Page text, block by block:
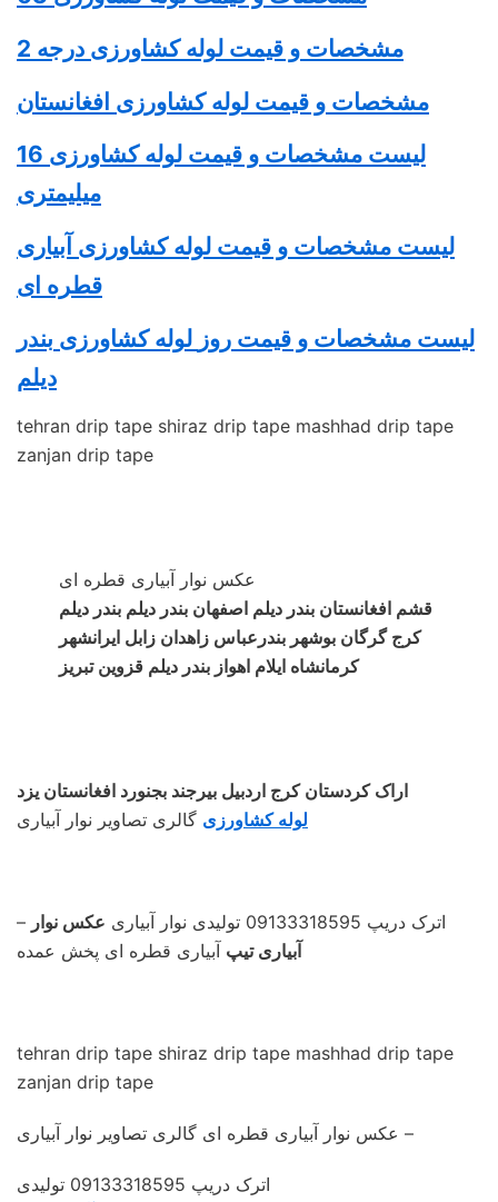
مشخصات و قیمت لوله کشاورزی درجه 2
مشخصات و قیمت لوله کشاورزی افغانستان
لیست مشخصات و قیمت لوله کشاورزی 16
میلیمتری
لیست مشخصات و قیمت لوله کشاورزی آبیاری
قطره ای
لیست مشخصات و قیمت روز لوله کشاورزی بندر
دیلم
tehran drip tape shiraz drip tape mashhad drip tape
zanjan drip tape
عکس نوار آبیاری قطره ای
قشم افغانستان بندر دیلم اصفهان بندر دیلم بندر دیلم
کرج گرگان بوشهر بندرعباس زاهدان زابل ایرانشهر
کرمانشاه ایلام اهواز بندر دیلم قزوین تبریز
اراک کردستان کرج اردبیل بیرجند بجنورد افغانستان یزد
لوله کشاورزی گالری تصاویر نوار آبیاری
– اترک دریپ 09133318595 تولیدی نوار آبیاری
عکس نوار
آبیاری تیپ آبیاری قطره ای پخش عمده
tehran drip tape shiraz drip tape mashhad drip tape
zanjan drip tape
عکس نوار آبیاری قطره ای گالری تصاویر نوار آبیاری –
اترک دریپ 09133318595 تولیدی